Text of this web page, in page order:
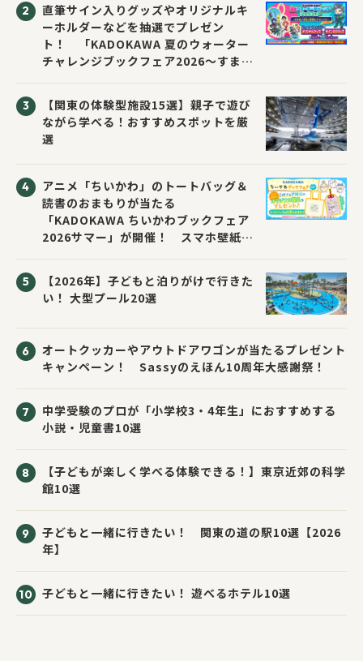
直筆サイン入りグッズやオリジナルキ
ーホルダーなどを抽選でプレゼン
ト！ 「KADOKAWA 夏のウォーター
チャレンジブックフェア2026～すまな
【関東の体験型施設15選】親子で遊び
ながら学べる！おすすめスポットを厳
選
アニメ「ちいかわ」のトートバッグ＆
読書のおまもりが当たる
「KADOKAWA ちいかわブックフェア
2026サマー」が開催！ スマホ壁紙は
【2026年】子どもと泊りがけで行きた
い！ 大型プール20選
オートクッカーやアウトドアワゴンが当たるプレゼント
キャンペーン！ Sassyのえほん10周年大感謝祭！
中学受験のプロが「小学校3・4年生」におすすめする
小説・児童書10選
【子どもが楽しく学べる体験できる！】東京近郊の科学
館10選
子どもと一緒に行きたい！ 関東の道の駅10選【2026
年】
子どもと一緒に行きたい！ 遊べるホテル10選